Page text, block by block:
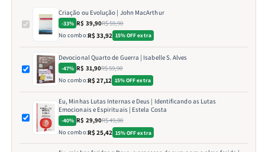
Criação ou Evolução | John MacArthur
-33% R$ 39,90R$ 59,90
No combo:R$ 33,92 15% OFF extra
Devocional Quarto de Guerra | Isabelle S. Alves
-47% R$ 31,90R$ 59,90
No combo:R$ 27,12 15% OFF extra
Eu, Minhas Lutas Internas e Deus | Identificando as Lutas
Emocionais e Espirituais | Estela Costa
-40% R$ 29,90R$ 49,80
No combo:R$ 25,42 15% OFF extra